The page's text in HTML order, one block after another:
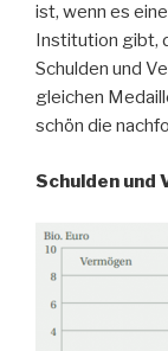
ist, wenn es
Institution gibt,
Schulden und
gleichen
schön die
Schulden und